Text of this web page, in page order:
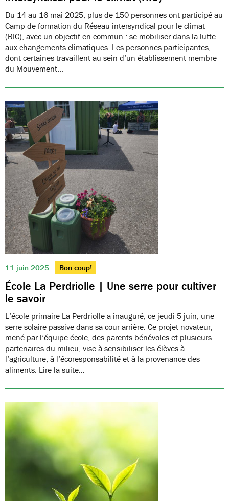
Du 14 au 16 mai 2025, plus de 150 personnes ont participé au
Camp de formation du Réseau intersyndical pour le climat
(RIC), avec un objectif en commun : se mobiliser dans la lutte
aux changements climatiques. Les personnes participantes,
dont certaines travaillent au sein d’un établissement membre
du Mouvement…
11 juin 2025 Bon coup!
École La Perdriolle | Une serre pour cultiver
le savoir
L’école primaire La Perdriolle a inauguré, ce jeudi 5 juin, une
serre solaire passive dans sa cour arrière. Ce projet novateur,
mené par l’équipe-école, des parents bénévoles et plusieurs
partenaires du milieu, vise à sensibiliser les élèves à
l’agriculture, à l’écoresponsabilité et à la provenance des
aliments. Lire la suite…